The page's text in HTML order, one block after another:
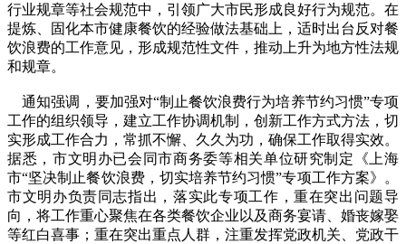
行业规章等社会规范中，引领广大市民形成良好行为规范。在
提炼、固化本市健康餐饮的经验做法基础上，适时出台反对餐
饮浪费的工作意见，形成规范性文件，推动上升为地方性法规
和规章。
通知强调，要加强对“制止餐饮浪费行为培养节约习惯”专项
工作的组织领导，建立工作协调机制，创新工作方式方法，切
实形成工作合力，常抓不懈、久久为功，确保工作取得实效。
据悉，市文明办已会同市商务委等相关单位研究制定《上海
市“坚决制止餐饮浪费，切实培养节约习惯”专项工作方案》。
市文明办负责同志指出，落实此专项工作，重在突出问题导
向，将工作重心聚焦在各类餐饮企业以及商务宴请、婚丧嫁娶
等红白喜事；重在突出重点人群，注重发挥党政机关、党政干